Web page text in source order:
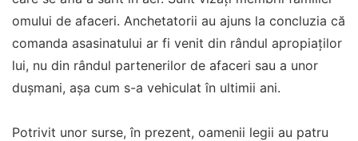
omului de afaceri. Anchetatorii au ajuns la concluzia că
comanda asasinatului ar fi venit din rândul apropiaților
lui, nu din rândul partenerilor de afaceri sau a unor
dușmani, așa cum s-a vehiculat în ultimii ani.
Potrivit unor surse, în prezent, oamenii legii au patru